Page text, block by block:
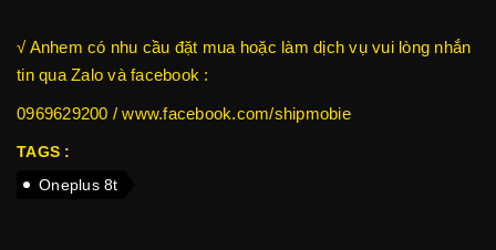
√ Anhem có nhu cầu đặt mua hoặc làm dịch vụ vui lòng nhắn
tin qua Zalo và facebook :
0969629200 / www.facebook.com/shipmobie
TAGS :
Oneplus 8t